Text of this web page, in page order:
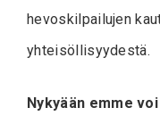
hevoskilpailujen
yhteisöllisyydestä.
Nykyään emme